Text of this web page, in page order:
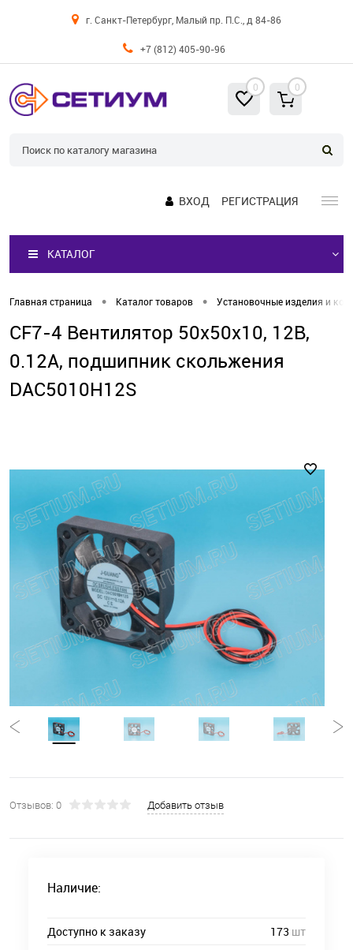
г. Санкт-Петербург, Малый пр. П.С., д 84-86
+7 (812) 405-90-96
0 0
ВХОД РЕГИСТРАЦИЯ
КАТАЛОГ
Главная страница • Каталог товаров • Установочные изделия и
CF7-4 Вентилятор 50х50х10, 12В,
0.12А, подшипник скольжения
DAC5010H12S
Отзывов: 0 Добавить отзыв
Наличие:
Доступно к заказу 173 шт